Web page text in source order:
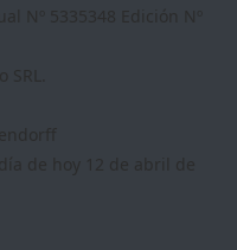
Nº 5335348 Edición Nº
de hoy 12 de abril de